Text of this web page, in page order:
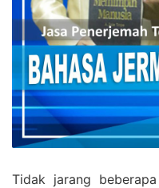
Tidak jarang